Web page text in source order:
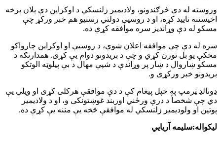
وروسته له دې څرګندونو، ولادیمیر زلنسکي د اوکراین دې پلان برخه
اخیستنه تایید کړه، او د روسیې دولتي رسنیو هم خبر ورکړ چې
مسکو له دې وړاندیز سره موافقه کړې ده.
سره له دې چې موافقه اعلان شوې، د روسیې او اوکراین چارواکو
مخکې یو بل تورن کړي و چې د بریدونو دوام یې کړی. همدارنګه د
مسکو ښاروال د ښار پر وړاندې د شپې مهال د بې پيلوټه الوتکو
بریدونو خبر ورکړی و.
ډونالډ ټرمپ په خپل پیغام کې د دې موافقې هرکلی کړی او ویلي یې
دي چې شخصاً د درې ورځني اوربند غوښتونکی و، او د ولادیمیر
پوتین او ولودیمیر زلنسکي له موافقې څخه یې مننه یې کړې ده.
لیکواله:سلیمه آریایي